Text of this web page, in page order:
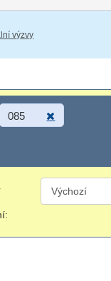
výzvy
085